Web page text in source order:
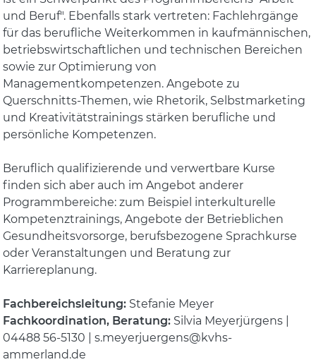
und Beruf". Ebenfalls stark vertreten: Fachlehrgänge
für das berufliche Weiterkommen in kaufmännischen,
betriebswirtschaftlichen und technischen Bereichen
sowie zur Optimierung von
Managementkompetenzen. Angebote zu
Querschnitts-Themen, wie Rhetorik, Selbstmarketing
und Kreativitätstrainings stärken berufliche und
persönliche Kompetenzen.
Beruflich qualifizierende und verwertbare Kurse
finden sich aber auch im Angebot anderer
Programmbereiche: zum Beispiel interkulturelle
Kompetenztrainings, Angebote der Betrieblichen
Gesundheitsvorsorge, berufsbezogene Sprachkurse
oder Veranstaltungen und Beratung zur
Karriereplanung.
Fachbereichsleitung: Stefanie Meyer
Fachkoordination, Beratung: Silvia Meyerjürgens |
04488 56-5130 | s.meyerjuergens@kvhs-
ammerland.de